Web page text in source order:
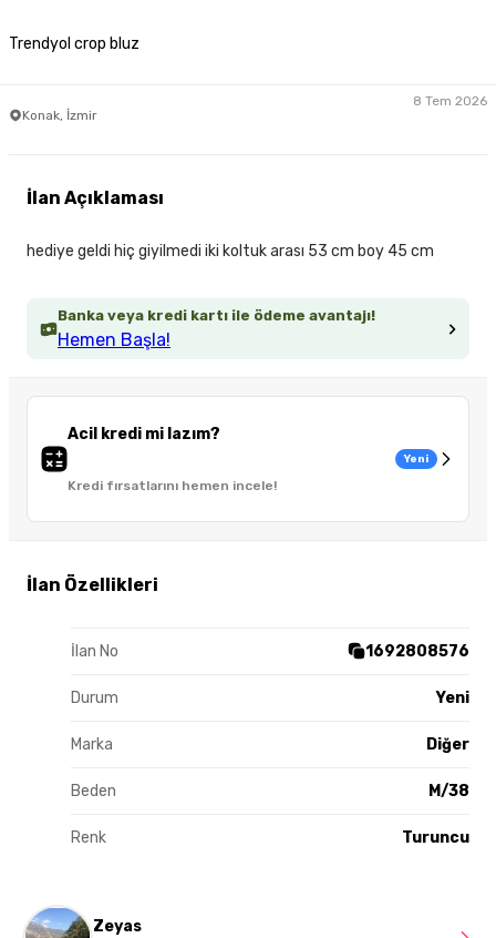
Trendyol crop bluz
Konak, İzmir
8 Tem 2026
Banka veya kredi kartı ile ödeme avantajı!
Hemen Başla!
Acil kredi mi lazım?
Kredi fırsatlarını hemen incele!
Yeni
İlan Özellikleri
İlan No 1692808576
Durum Yeni
Marka Diğer
Beden M/38
Renk Turuncu
İlan Açıklaması
hediye geldi hiç giyilmedi iki koltuk arası 53 cm boy 45 cm
Zeyas